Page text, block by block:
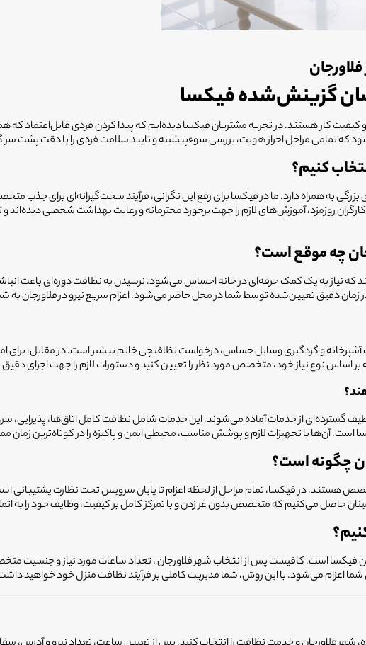
گزینش‌شده فیکسا
و کیفیت کار هستند. در تجربه مشتریان فیکسا دیده‌ایم که پیدا کردن فردی
تمامی مراحل احراز هویت، بررسی سوءپیشینه و تایید سلامت فردی را با دقت پشت سر
کنیم؟
به همراه دارد. ما در فیکسا برای رفع این نگرانی، فرآیند سخت‌گیرانه‌ای برای جذب
روزمزد، آموزش‌های لازم را جهت برخورد محترمانه و رعایت بهداشت شخصی دیده‌اند و
چه موقع است؟
که نیاز به یک کمک حرفه‌ای در خانه احساس می‌شود. نرسیدن به نظافت دوره‌ای باعث
زمان دقیق تعیین‌شده توسط شما در محل حاضر می‌شود. اعزام سریع نیرو درفلاورجانبه
و گردگیری وسایل حساس، درخواست نظافتچی خانم بیشتر است. در مقابل، برای
اساس نوع نیاز خود، متخصص مورد نظر را تعیین کنید و دستورات لازم را جهت اجرای دقیق
گسترده‌ای از خدمات آماده می‌شوند. این خدمات شامل نظافت کامل اتاق‌ها،
است. آن‌ها با تجهیزات لازم و پوشش مناسب، محیطی ایمن و پاکیزه را در کوتاه‌ترین زمان
چگونه است؟
متخصص هستند. در فیکسا، تمام مراحل از لحظه اعزام تا پایان سرویس تحت نظارت
فیکسا است. کافیست پس از انتخاب شهرفلاورجان، تعداد ساعات مورد نیاز و جنسیت
می‌شود. با این روش، شما مدیریت کاملی بر فرآیند نظافت منزل خود خواهید